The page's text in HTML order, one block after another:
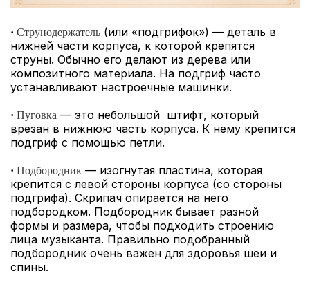
· Струнодержатель (или «подгрифок») — деталь в
нижней части корпуса, к которой крепятся
струны. Обычно его делают из дерева или
композитного материала. На подгриф часто
устанавливают настроечные машинки.
· Пуговка — это небольшой штифт, который
врезан в нижнюю часть корпуса. К нему крепится
подгриф с помощью петли.
· Подбородник — изогнутая пластина, которая
крепится с левой стороны корпуса (со стороны
подгрифа). Скрипач опирается на него
подбородком. Подбородник бывает разной
формы и размера, чтобы подходить строению
лица музыканта. Правильно подобранный
подбородник очень важен для здоровья шеи и
спины.